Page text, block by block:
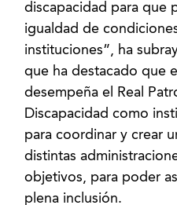
discapacidad para que
igualdad de
instituciones”, ha
que ha destacado que
desempeña el Real
Discapacidad como
para coordinar y crear
distintas
objetivos, para poder